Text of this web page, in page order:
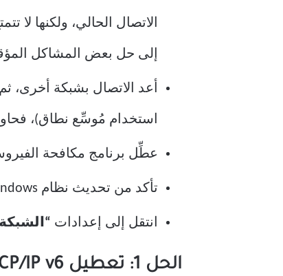
الاتصال الحالي، ولكنها لا
إلى حل بعض المشاكل
أعد الاتصال بشبكة أخرى،
استخدام مُوسِّع نطاق)،
عطِّل برنامج مكافحة
تأكد من تحديث نظام Windows بالكامل، حتى مع التحديثات الاختيارية.
انتقل إلى إعدادات
الحل 1: تعطيل TCP/IP v6